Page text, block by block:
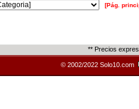
[Pág.
** Precios
© 2002/2022 Solo10.com